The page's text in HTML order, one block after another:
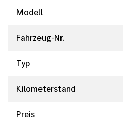
Modell
Fahrzeug-Nr.
Typ
Kilometerstand
Preis